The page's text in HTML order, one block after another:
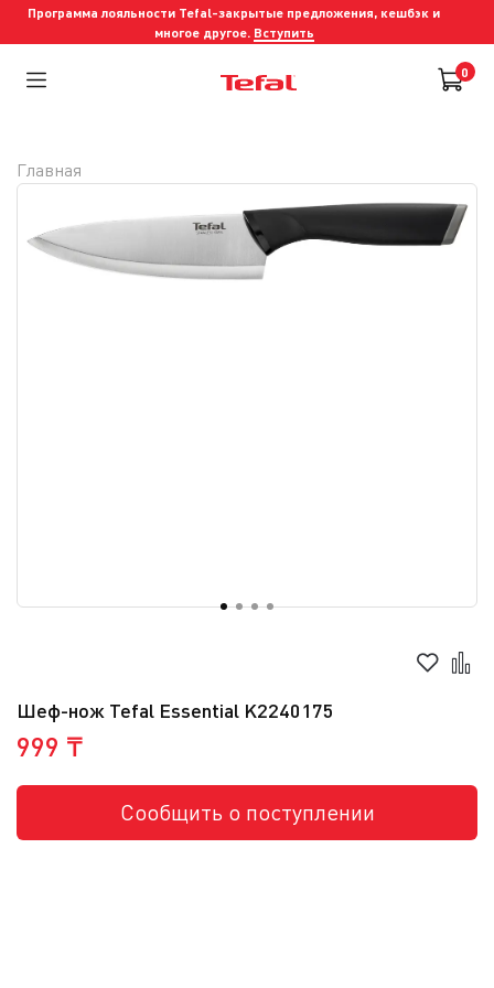
Программа лояльности Tefal-закрытые предложения, кешбэк и
многое другое. Вступить
0
Шеф-нож Tefal Essential K2240175
999 ₸
Сообщить о поступлении
Главная